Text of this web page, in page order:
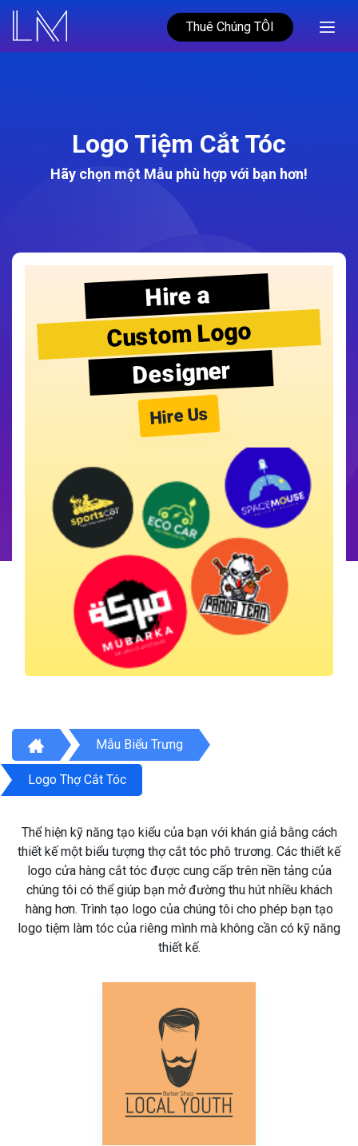
Thuê Chúng TÔI
Logo Tiệm Cắt Tóc
Hãy chọn một Mẫu phù hợp với bạn hơn!
Hire a
Custom Logo
Designer
Hire Us
Mẫu Biểu Trưng
Logo Thợ Cắt Tóc
Thể hiện kỹ năng tạo kiểu của bạn với khán giả bằng cách
thiết kế một biểu tượng thợ cắt tóc phô trương. Các thiết kế
logo cửa hàng cắt tóc được cung cấp trên nền tảng của
chúng tôi có thể giúp bạn mở đường thu hút nhiều khách
hàng hơn. Trình tạo logo của chúng tôi cho phép bạn tạo
logo tiệm làm tóc của riêng mình mà không cần có kỹ năng
thiết kế.